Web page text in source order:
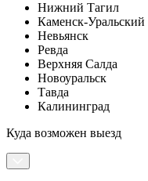
Нижний Тагил
Каменск-Уральский
Невьянск
Ревда
Верхняя Салда
Новоуральск
Тавда
Калининград
Куда возможен выезд